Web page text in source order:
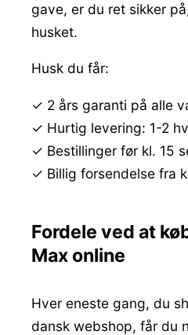
gave, er du ret sikker
husket.
Husk du får:
✓ 2 års garanti på alle
✓ Hurtig levering: 1-2
✓ Bestillinger før kl. 15
✓ Billig forsendelse fra
Fordele ved at
Max online
Hver eneste gang, du
dansk webshop, får du